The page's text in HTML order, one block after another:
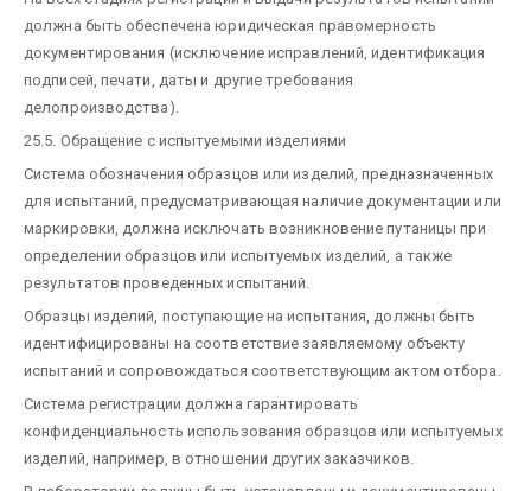
должна быть обеспечена юридическая правомерность
документирования (исключение исправлений, идентификация
подписей, печати, даты и другие требования
делопроизводства).
25.5. Обращение с испытуемыми изделиями
Система обозначения образцов или изделий, предназначенных
для испытаний, предусматривающая наличие документации или
маркировки, должна исключать возникновение путаницы при
определении образцов или испытуемых изделий, а также
результатов проведенных испытаний.
Образцы изделий, поступающие на испытания, должны быть
идентифицированы на соответствие заявляемому объекту
испытаний и сопровождаться соответствующим актом отбора.
Система регистрации должна гарантировать
конфиденциальность использования образцов или испытуемых
изделий, например, в отношении других заказчиков.